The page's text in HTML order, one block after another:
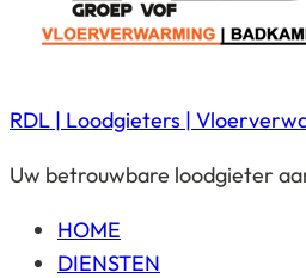
RDL | Loodgieters |
Uw betrouwbare loodgieter
HOME
DIENSTEN